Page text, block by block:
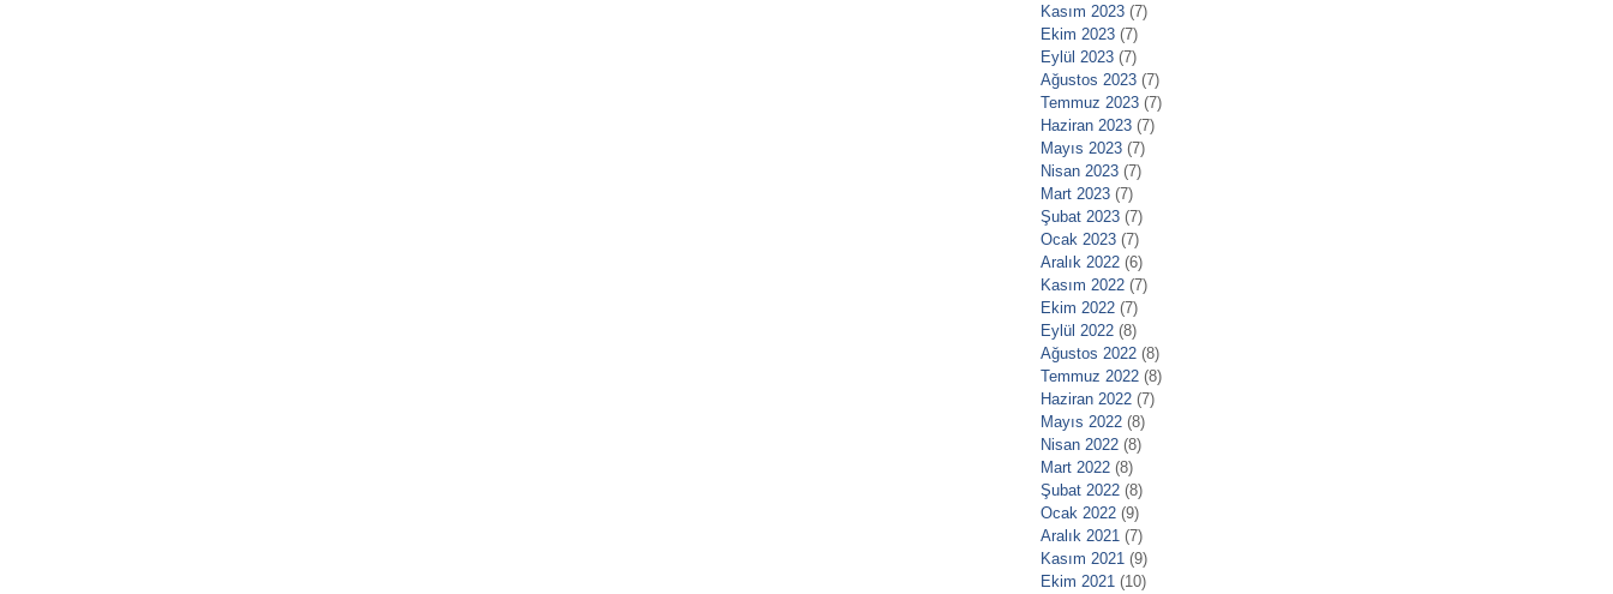
Kasım 2023 (7)
Ekim 2023 (7)
Eylül 2023 (7)
Ağustos 2023 (7)
Temmuz 2023 (7)
Haziran 2023 (7)
Mayıs 2023 (7)
Nisan 2023 (7)
Mart 2023 (7)
Şubat 2023 (7)
Ocak 2023 (7)
Aralık 2022 (6)
Kasım 2022 (7)
Ekim 2022 (7)
Eylül 2022 (8)
Ağustos 2022 (8)
Temmuz 2022 (8)
Haziran 2022 (7)
Mayıs 2022 (8)
Nisan 2022 (8)
Mart 2022 (8)
Şubat 2022 (8)
Ocak 2022 (9)
Aralık 2021 (7)
Kasım 2021 (9)
Ekim 2021 (10)